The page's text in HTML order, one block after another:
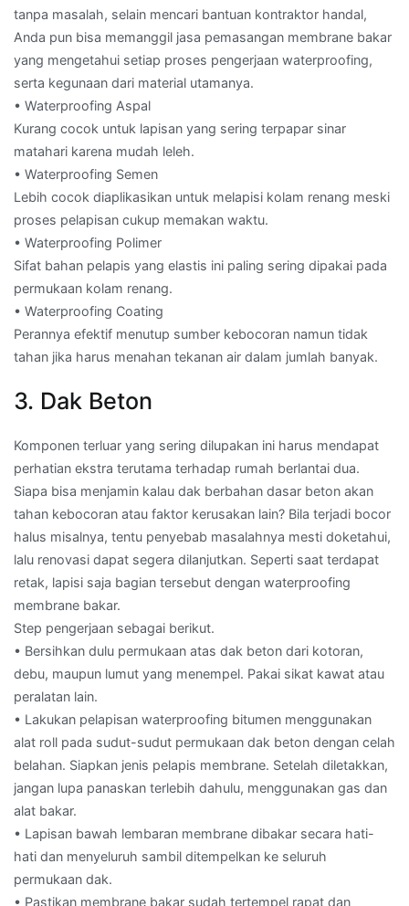
tanpa masalah, selain mencari bantuan kontraktor handal,
Anda pun bisa memanggil jasa pemasangan membrane bakar
yang mengetahui setiap proses pengerjaan waterproofing,
serta kegunaan dari material utamanya.
• Waterproofing Aspal
Kurang cocok untuk lapisan yang sering terpapar sinar
matahari karena mudah leleh.
• Waterproofing Semen
Lebih cocok diaplikasikan untuk melapisi kolam renang meski
proses pelapisan cukup memakan waktu.
• Waterproofing Polimer
Sifat bahan pelapis yang elastis ini paling sering dipakai pada
permukaan kolam renang.
• Waterproofing Coating
Perannya efektif menutup sumber kebocoran namun tidak
tahan jika harus menahan tekanan air dalam jumlah banyak.
3. Dak Beton
Komponen terluar yang sering dilupakan ini harus mendapat
perhatian ekstra terutama terhadap rumah berlantai dua.
Siapa bisa menjamin kalau dak berbahan dasar beton akan
tahan kebocoran atau faktor kerusakan lain? Bila terjadi bocor
halus misalnya, tentu penyebab masalahnya mesti doketahui,
lalu renovasi dapat segera dilanjutkan. Seperti saat terdapat
retak, lapisi saja bagian tersebut dengan waterproofing
membrane bakar.
Step pengerjaan sebagai berikut.
• Bersihkan dulu permukaan atas dak beton dari kotoran,
debu, maupun lumut yang menempel. Pakai sikat kawat atau
peralatan lain.
• Lakukan pelapisan waterproofing bitumen menggunakan
alat roll pada sudut-sudut permukaan dak beton dengan celah
belahan. Siapkan jenis pelapis membrane. Setelah diletakkan,
jangan lupa panaskan terlebih dahulu, menggunakan gas dan
alat bakar.
• Lapisan bawah lembaran membrane dibakar secara hati-
hati dan menyeluruh sambil ditempelkan ke seluruh
permukaan dak.
• Pastikan membrane bakar sudah tertempel rapat dan